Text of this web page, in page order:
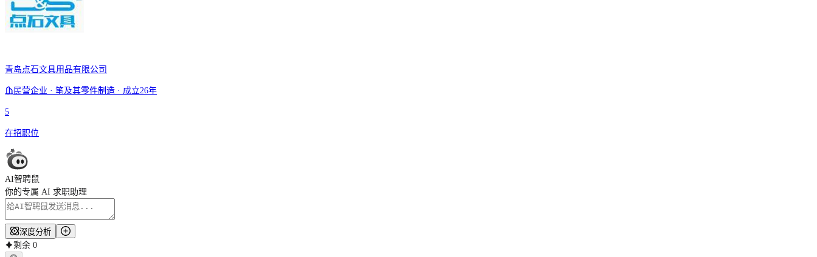
青岛点石文具用品有限公司
民营企业 · 笔及其零件制造 · 成立26年
5
在招职位
AI智聘鼠
你的专属 AI 求职助理
深度分析
剩余 0